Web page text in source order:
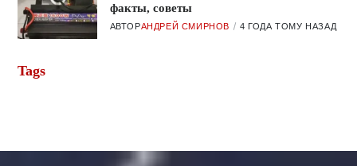
факты, советы
АВТОРАНДРЕЙ СМИРНОВ 4 ГОДА ТОМУ НАЗАД
Tags